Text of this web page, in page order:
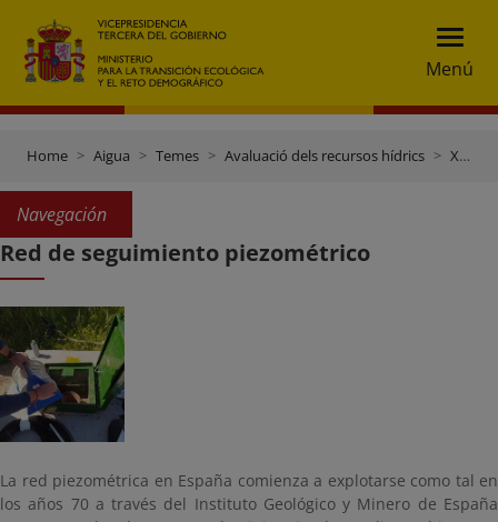
Menú
Home Aigua Temes Avaluació dels recursos hídrics Xarxa oficial del seguiment de l'estat quantitatiu de les aigües subterrànies
Navegación
Red de seguimiento piezométrico
La red piezométrica en España comienza a explotarse como tal en
los años 70 a través del Instituto Geológico y Minero de España